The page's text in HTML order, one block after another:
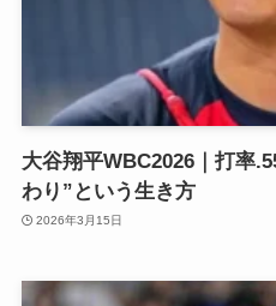
大谷翔平WBC2026｜打率
わり”という生き方
2026年3月15日